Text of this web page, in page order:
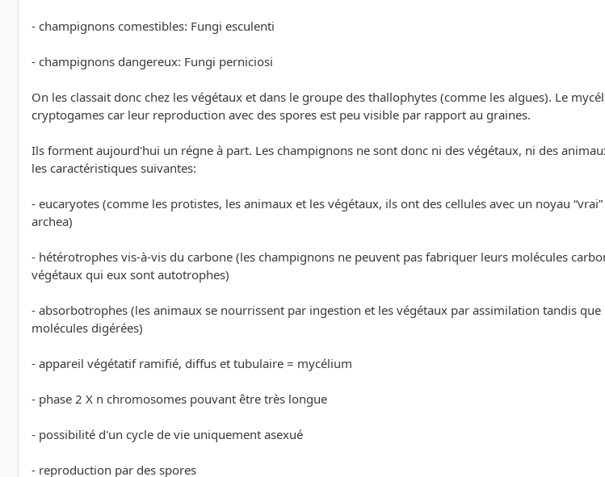
- champignons comestibles: Fungi esculenti
- champignons dangereux: Fungi perniciosi
On les classait donc chez les végétaux et dans le groupe des thallophytes (comme les algues). Le
cryptogames car leur reproduction avec des spores est peu visible par rapport au graines.
Ils forment aujourd'hui un régne à part. Les champignons ne sont donc ni des végétaux, ni des
les caractéristiques suivantes:
- eucaryotes (comme les protistes, les animaux et les végétaux, ils ont des cellules avec un noyau
archea)
- hétérotrophes vis-à-vis du carbone (les champignons ne peuvent pas fabriquer leurs molécules
végétaux qui eux sont autotrophes)
- absorbotrophes (les animaux se nourrissent par ingestion et les végétaux par assimilation tandis
molécules digérées)
- appareil végétatif ramifié, diffus et tubulaire = mycélium
- phase 2 X n chromosomes pouvant être très longue
- possibilité d'un cycle de vie uniquement asexué
- reproduction par des spores